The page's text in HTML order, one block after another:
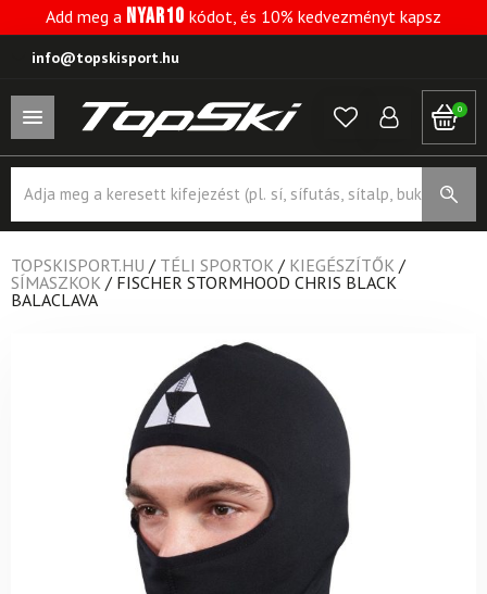
Add meg a NYAR10 kódot, és 10% kedvezményt kapsz
info@topskisport.hu
0
search
TOPSKISPORT.HU / TÉLI SPORTOK / KIEGÉSZÍTŐK /
SÍMASZKOK / FISCHER STORMHOOD CHRIS BLACK
BALACLAVA